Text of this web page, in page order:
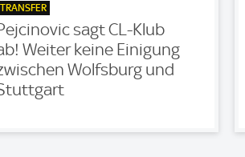
TRANSFER
sagt CL-Klub
Weiter keine Einigung
Wolfsburg und